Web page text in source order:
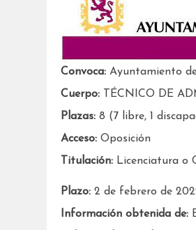
Convoca:Ayuntamiento
Cuerpo:TÉCNICO DE
Plazas:8 (7 libre, 1
Acceso:Oposición
Titulación:Licenciatura o
Plazo:2 de febrero de
Información obtenida de: